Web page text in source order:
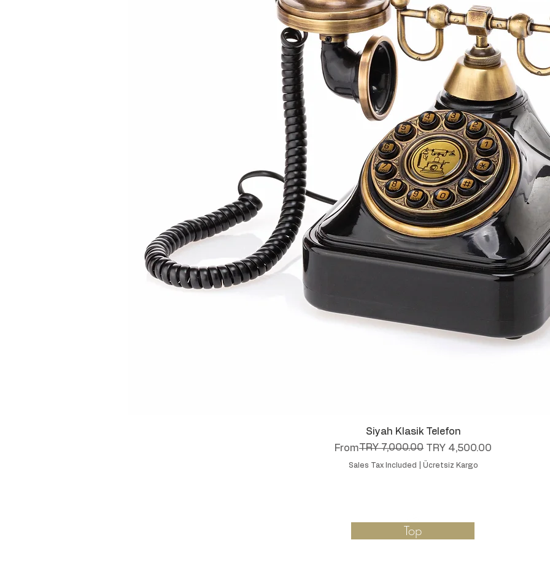
Quick View
Siyah Klasik Telefon
From
Regular Price
TRY 7,000.00 TRY 4,500.00
Sale Price
Sales Tax Included Ücretsiz Kargo
Top